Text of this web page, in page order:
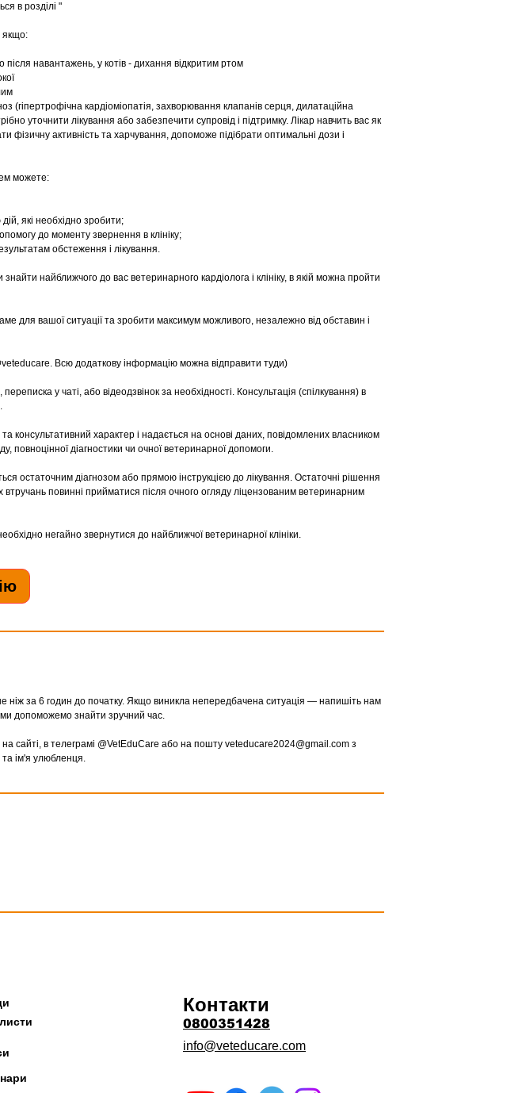
в розділі "
якщо:
навантажень, у котів - дихання відкритим ртом
(гіпертрофічна кардіоміопатія, захворювання клапанів серця, дилатаційна
уточнити лікування або забезпечити супровід і підтримку. Лікар навчить вас як
фізичну активність та харчування, допоможе підібрати оптимальні дози і
можете:
які необхідно зробити;
до моменту звернення в клініку;
обстеження і лікування.
найближчого до вас ветеринарного кардіолога і клініку, в якій можна пройти
для вашої ситуації та зробити максимум можливого, незалежно від обставин і
Всю додаткову інформацію можна відправити туди)
у чаті, або відеодзвінок за необхідності. Консультація (спілкування) в
консультативний характер і надається на основі даних, повідомлених власником
повноцінної діагностики чи очної ветеринарної допомоги.
остаточним діагнозом або прямою інструкцією до лікування. Остаточні рішення
повинні прийматися після очного огляду ліцензованим ветеринарним
негайно звернутися до найближчої ветеринарної клініки.
ніж за 6 годин до початку. Якщо виникла непередбачена ситуація — напишіть нам
допоможемо знайти зручний час.
сайті, в телеграмі @VetEduCare або на пошту veteducare2024@gmail.com з
ім'я улюбленця.
0800351428
info@veteducare.com
Контакти